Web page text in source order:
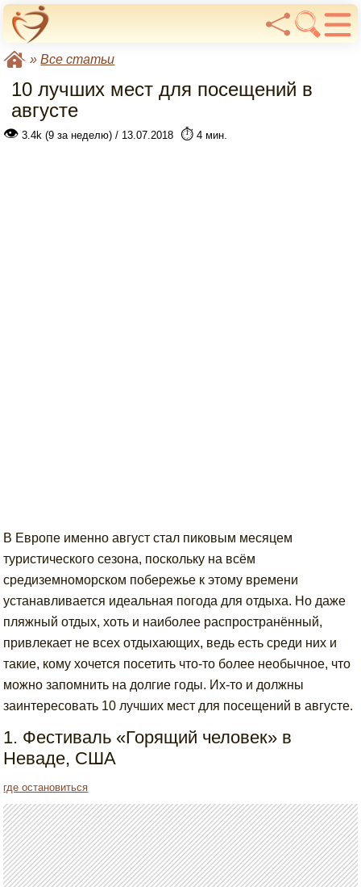
»Все статьи
10 лучших мест для посещений в
августе
👁 3.4k (9 за неделю) / 13.07.2018 ⏱️ 4 мин.
В Европе именно август стал пиковым месяцем
туристического сезона, поскольку на всём
средиземноморском побережье к этому времени
устанавливается идеальная погода для отдыха. Но даже
пляжный отдых, хоть и наиболее распространённый,
привлекает не всех отдыхающих, ведь есть среди них и
такие, кому хочется посетить что-то более необычное, что
можно запомнить на долгие годы. Их-то и должны
заинтересовать 10 лучших мест для посещений в августе.
1. Фестиваль «Горящий человек» в
Неваде, США
где остановиться